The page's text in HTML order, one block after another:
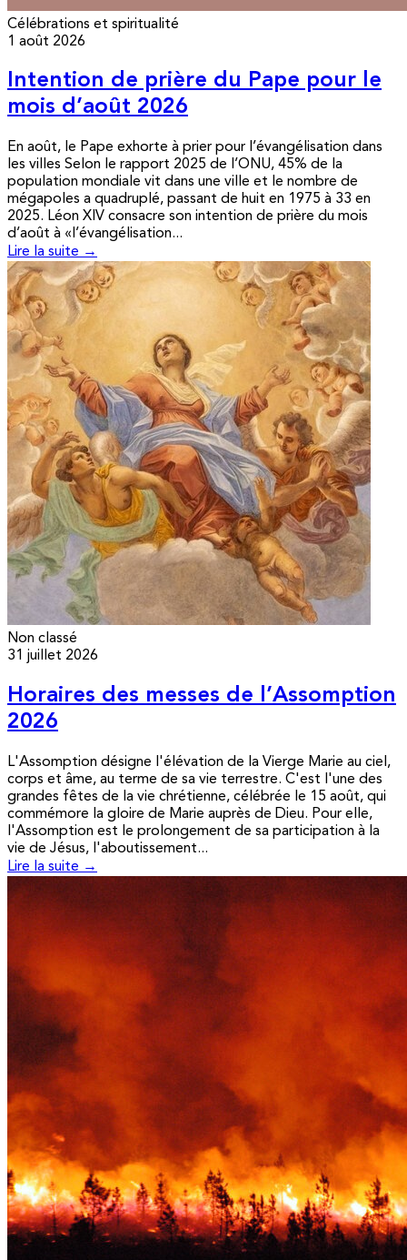
Célébrations et spiritualité
1 août 2026
Intention de prière du Pape pour le
mois d’août 2026
En août, le Pape exhorte à prier pour l’évangélisation dans
les villes Selon le rapport 2025 de l’ONU, 45% de la
population mondiale vit dans une ville et le nombre de
mégapoles a quadruplé, passant de huit en 1975 à 33 en
2025. Léon XIV consacre son intention de prière du mois
d’août à «l’évangélisation...
Lire la suite →
Non classé
31 juillet 2026
Horaires des messes de l’Assomption
2026
L'Assomption désigne l'élévation de la Vierge Marie au ciel,
corps et âme, au terme de sa vie terrestre. C'est l'une des
grandes fêtes de la vie chrétienne, célébrée le 15 août, qui
commémore la gloire de Marie auprès de Dieu. Pour elle,
l'Assomption est le prolongement de sa participation à la
vie de Jésus, l'aboutissement...
Lire la suite →